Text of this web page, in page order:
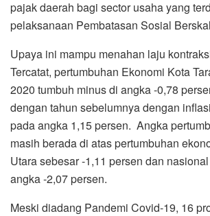
pajak daerah bagi sector usaha yang
pelaksanaan Pembatasan Sosial
Upaya ini mampu menahan laju
Tercatat, pertumbuhan Ekonomi Kota
2020 tumbuh minus di angka -0,78
dengan tahun sebelumnya dengan
pada angka 1,15 persen. Angka
masih berada di atas pertumbuhan
Utara sebesar -1,11 persen dan
angka -2,07 persen.
Meski diadang Pandemi Covid-19, 16